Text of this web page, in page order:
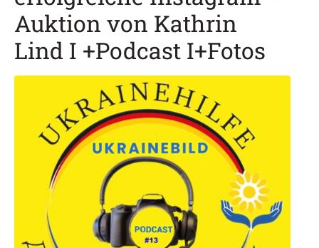
Auktion von Kathrin
Lind I +Podcast I+Fotos